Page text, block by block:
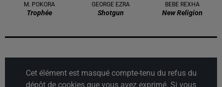
M. POKORA
Trophée
GEORGE EZRA
Shotgun
BEBE REXHA
New Religion
Cet élément est masqué compte-tenu du refus du
dépôt de cookies que vous avez exprimé. Si vous